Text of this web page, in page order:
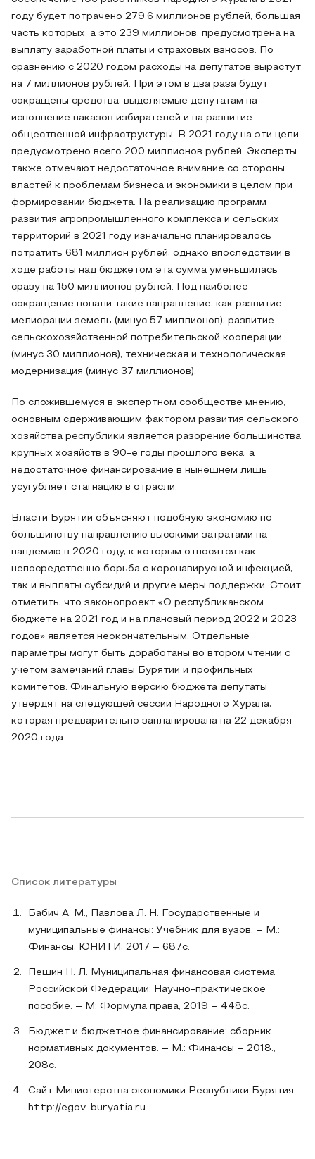
году будет потрачено 279,6 миллионов рублей, большая
часть которых, а это 239 миллионов, предусмотрена на
выплату заработной платы и страховых взносов. По
сравнению с 2020 годом расходы на депутатов вырастут
на 7 миллионов рублей. При этом в два раза будут
сокращены средства, выделяемые депутатам на
исполнение наказов избирателей и на развитие
общественной инфраструктуры. В 2021 году на эти цели
предусмотрено всего 200 миллионов рублей. Эксперты
также отмечают недостаточное внимание со стороны
властей к проблемам бизнеса и экономики в целом при
формировании бюджета. На реализацию программ
развития агропромышленного комплекса и сельских
территорий в 2021 году изначально планировалось
потратить 681 миллион рублей, однако впоследствии в
ходе работы над бюджетом эта сумма уменьшилась
сразу на 150 миллионов рублей. Под наиболее
сокращение попали такие направление, как развитие
мелиорации земель (минус 57 миллионов), развитие
сельскохозяйственной потребительской кооперации
(минус 30 миллионов), техническая и технологическая
модернизация (минус 37 миллионов).
По сложившемуся в экспертном сообществе мнению,
основным сдерживающим фактором развития сельского
хозяйства республики является разорение большинства
крупных хозяйств в 90-е годы прошлого века, а
недостаточное финансирование в нынешнем лишь
усугубляет стагнацию в отрасли.
Власти Бурятии объясняют подобную экономию по
большинству направлению высокими затратами на
пандемию в 2020 году, к которым относятся как
непосредственно борьба с коронавирусной инфекцией,
так и выплаты субсидий и другие меры поддержки. Стоит
отметить, что законопроект «О республиканском
бюджете на 2021 год и на плановый период 2022 и 2023
годов» является неокончательным. Отдельные
параметры могут быть доработаны во втором чтении с
учетом замечаний главы Бурятии и профильных
комитетов. Финальную версию бюджета депутаты
утвердят на следующей сессии Народного Хурала,
которая предварительно запланирована на 22 декабря
2020 года.
Список литературы
Бабич А. М., Павлова Л. Н. Государственные и
муниципальные финансы: Учебник для вузов. – М.:
Финансы, ЮНИТИ, 2017 – 687с.
Пешин Н. Л. Муниципальная финансовая система
Российской Федерации: Научно-практическое
пособие. – М: Формула права, 2019 – 448с.
Бюджет и бюджетное финансирование: сборник
нормативных документов. – М.: Финансы – 2018.,
208с.
Сайт Министерства экономики Республики Бурятия
http://egov-buryatia.ru